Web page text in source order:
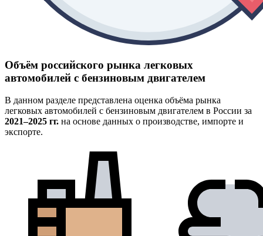
Объём российского рынка легковых
автомобилей с бензиновым двигателем
В данном разделе представлена оценка объёма рынка
легковых автомобилей с бензиновым двигателем в России за
2021–2025 гг. на основе данных о производстве, импорте и
экспорте.